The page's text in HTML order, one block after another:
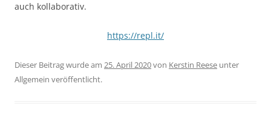
auch kollaborativ.
https://repl.it/
Dieser Beitrag wurde am 25. April 2020von Kerstin Reese unter
Allgemein veröffentlicht.